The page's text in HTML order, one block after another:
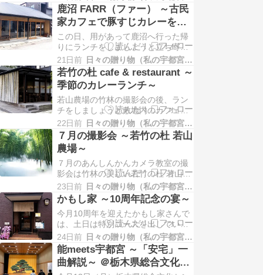
た。 今回の写真は全てコンパクトデ
ジタルカメラ（通称コンデジ）のみ
です。 さて、どんな風景に出会える
でしょうか。 足尾銅山が全盛だった
ころ、社宅（長屋）を守るためのレ
ンガの防火壁は今…
鹿沼 FARR（ファー） ～古民
家カフェで豚すじカレーを堪
能～
この日、用があって鹿沼へ行った帰
りにランチをしましょうと立ち寄っ
たのはファーさん。 このお店の前の
道は一方通行なのに、道に迷った人
が逆走してきたわ。危険。 駐車場は
お店の建物より手前にあるので、通
り過ぎたらもう一周しないといけな
いんですよ。 ここも最初にカウンタ
ーで注文と会計を…
21日前 日々の贈り物（私の宇都宮生活）
若竹の杜 cafe & restaurant ～
季節のカレーランチ～
若山農場の竹林の撮影会の後、ラン
チをしましょうと敷地内のカフェ
へ。 ここは最初に注文と会計を済ま
せるシステム。 平日でとても暑い日
だったのにお客さんたちで賑わって
います。 私の頼んだドリンクは自家
製レモネード。 暑さにやられた身体
に沁みるレモン。生き返るようだ
わ。 この日のカレー…
22日前 日々の贈り物（私の宇都宮生活）
７月の撮影会 ～若竹の杜 若山
農場～
７月のあんしんかんカメラ教室の撮
影会は竹林の美しい若竹の杜 若山農
場さんで。 今月から新しくミスト
（雲海）が稼働しているので、少し
は涼しく感じるかしら？ このミスト
は10分間隔で２分間出るので、その
時の風向きや湿度などによっても表
情が変わるので面白いんですよ。 ミ
ストが出るのは…
23日前 日々の贈り物（私の宇都宮生活）
かもし家 ～10周年記念の宴～
今月10周年を迎えたかもし家さんで
は、土日は特別コースを出している
ので先週の土曜日（11日）行ってき
ました。 コロナもあったし、宇都宮
で10年営業し続けるのは大変なこ
と。 これからも長く続いて欲しいお
24日前 日々の贈り物（私の宇都宮生活）
能meets宇都宮 ～「安宅」一
曲解説～ ＠栃木県総合文化セ